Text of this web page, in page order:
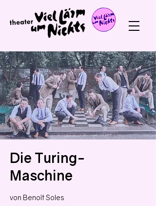
Die Turing-
Maschine
von Benoît Soles